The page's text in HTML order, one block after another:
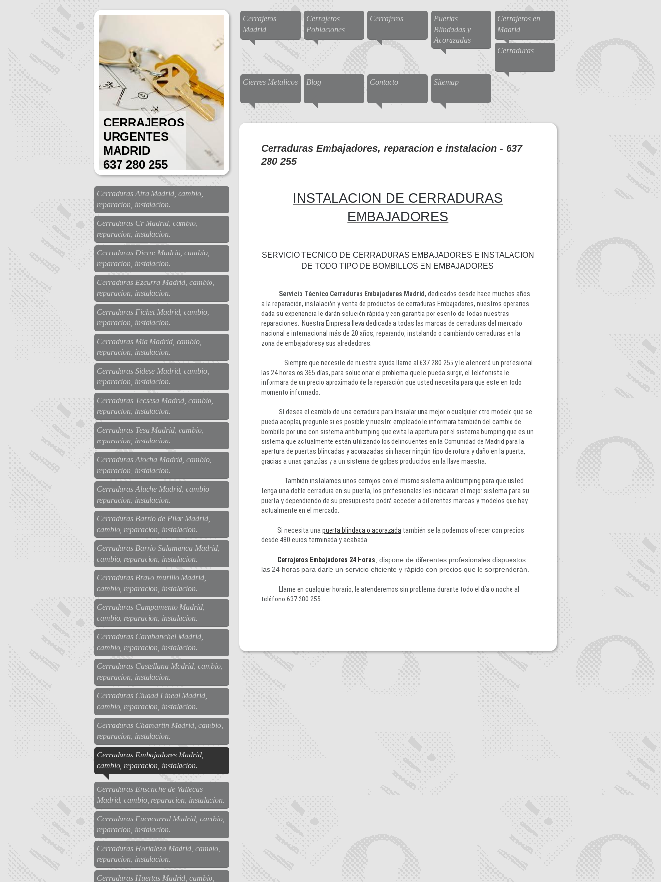
CERRAJEROS
URGENTES
MADRID
637 280 255
Cerraduras Atra Madrid, cambio,
reparacion, instalacion.
Cerraduras Cr Madrid, cambio,
reparacion, instalacion.
Cerraduras Dierre Madrid, cambio,
reparacion, instalacion.
Cerraduras Ezcurra Madrid, cambio,
reparacion, instalacion.
Cerraduras Fichet Madrid, cambio,
reparacion, instalacion.
Cerraduras Mia Madrid, cambio,
reparacion, instalacion.
Cerraduras Sidese Madrid, cambio,
reparacion, instalacion.
Cerraduras Tecsesa Madrid, cambio,
reparacion, instalacion.
Cerraduras Tesa Madrid, cambio,
reparacion, instalacion.
Cerraduras Atocha Madrid, cambio,
reparacion, instalacion.
Cerraduras Aluche Madrid, cambio,
reparacion, instalacion.
Cerraduras Barrio de Pilar Madrid,
cambio, reparacion, instalacion.
Cerraduras Barrio Salamanca Madrid,
cambio, reparacion, instalacion.
Cerraduras Bravo murillo Madrid,
cambio, reparacion, instalacion.
Cerraduras Campamento Madrid,
cambio, reparacion, instalacion.
Cerraduras Carabanchel Madrid,
cambio, reparacion, instalacion.
Cerraduras Castellana Madrid, cambio,
reparacion, instalacion.
Cerraduras Ciudad Lineal Madrid,
cambio, reparacion, instalacion.
Cerraduras Chamartin Madrid, cambio,
reparacion, instalacion.
Cerraduras Embajadores Madrid,
cambio, reparacion, instalacion.
Cerraduras Ensanche de Vallecas
Madrid, cambio, reparacion, instalacion.
Cerraduras Fuencarral Madrid, cambio,
reparacion, instalacion.
Cerraduras Hortaleza Madrid, cambio,
reparacion, instalacion.
Cerraduras Huertas Madrid, cambio,
Cerrajeros
Madrid
Cerrajeros
Poblaciones
Cerrajeros
Puertas
Blindadas y
Acorazadas
Cerrajeros en
Madrid
Cerraduras
Cierres Metalicos Blog Contacto Sitemap
Cerraduras Embajadores, reparacion e instalacion - 637
280 255
INSTALACION DE CERRADURAS
EMBAJADORES
SERVICIO TECNICO DE CERRADURAS EMBAJADORES E INSTALACION
DE TODO TIPO DE BOMBILLOS EN EMBAJADORES
Servicio Técnico Cerraduras Embajadores Madrid, dedicados desde hace muchos años
a la reparación, instalación y venta de productos de cerraduras Embajadores, nuestros operarios
dada su experiencia le darán solución rápida y con garantía por escrito de todas nuestras
reparaciones. Nuestra Empresa lleva dedicada a todas las marcas de cerraduras del mercado
nacional e internacional más de 20 años, reparando, instalando o cambiando cerraduras en la
zona de embajadoresy sus alrededores.
Siempre que necesite de nuestra ayuda llame al 637 280 255 y le atenderá un profesional
las 24 horas os 365 días, para solucionar el problema que le pueda surgir, el telefonista le
informara de un precio aproximado de la reparación que usted necesita para que este en todo
momento informado.
Si desea el cambio de una cerradura para instalar una mejor o cualquier otro modelo que se
pueda acoplar, pregunte si es posible y nuestro empleado le informara también del cambio de
bombillo por uno con sistema antibumping que evita la apertura por el sistema bumping que es un
sistema que actualmente están utilizando los delincuentes en la Comunidad de Madrid para la
apertura de puertas blindadas y acorazadas sin hacer ningún tipo de rotura y daño en la puerta,
gracias a unas ganzúas y a un sistema de golpes producidos en la llave maestra.
También instalamos unos cerrojos con el mismo sistema antibumping para que usted
tenga una doble cerradura en su puerta, los profesionales les indicaran el mejor sistema para su
puerta y dependiendo de su presupuesto podrá acceder a diferentes marcas y modelos que hay
actualmente en el mercado.
Si necesita unapuerta blindada o acorazadatambién se la podemos ofrecer con precios
desde 480 euros terminada y acabada.
Cerrajeros Embajadores 24 Horas, dispone de diferentes profesionales dispuestos
las 24 horas para darle un servicio eficiente y rápido con precios que le sorprenderán.
Llame en cualquier horario, le atenderemos sin problema durante todo el día o noche al
teléfono 637 280 255.